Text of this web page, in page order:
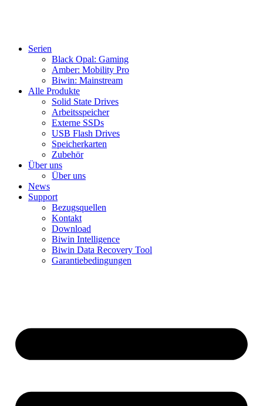
Serien
Black Opal: Gaming
Amber: Mobility Pro
Biwin: Mainstream
Alle Produkte
Solid State Drives
Arbeitsspeicher
Externe SSDs
USB Flash Drives
Speicherkarten
Zubehör
Über uns
Über uns
News
Support
Bezugsquellen
Kontakt
Download
Biwin Intelligence
Biwin Data Recovery Tool
Garantiebedingungen